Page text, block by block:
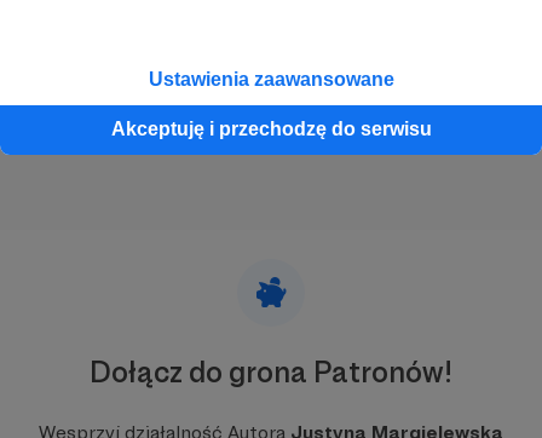
Ustawienia zaawansowane
Akceptuję i przechodzę do serwisu
Dołącz do grona Patronów!
Wesprzyj działalność Autora Justyna Margielewska